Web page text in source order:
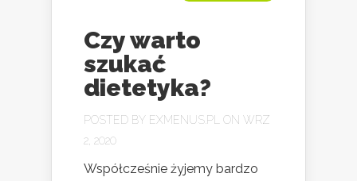
Czy warto
szukać
dietetyka?
POSTED BY EXMENUS.PL
ON WRZ
2, 2020
Współcześnie żyjemy bardzo